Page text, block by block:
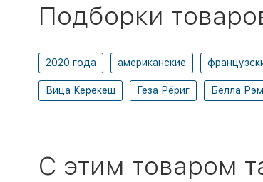
Подборки
2020 года американские
Вица Керекеш Геза Рёриг Белла
C этим товаром